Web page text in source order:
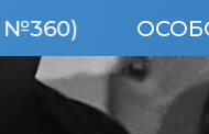
ОСОБО